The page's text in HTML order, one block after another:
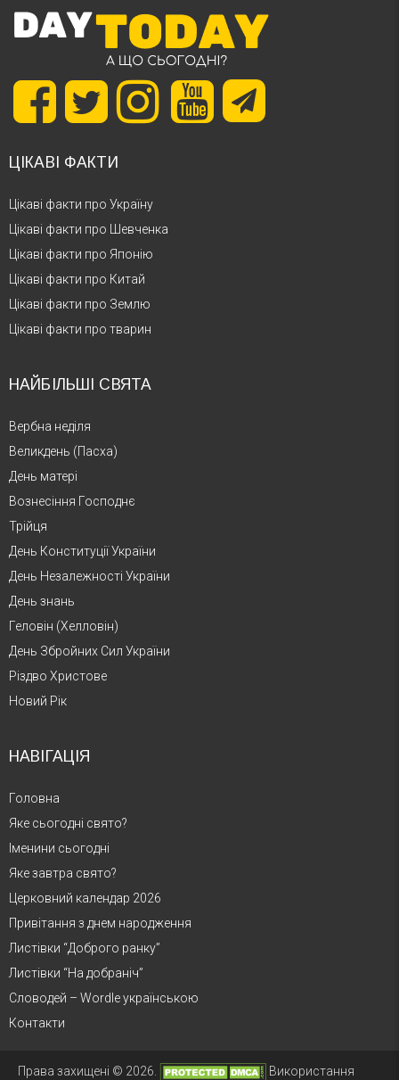
ЦІКАВІ ФАКТИ
Цікаві факти про Україну
Цікаві факти про Шевченка
Цікаві факти про Японію
Цікаві факти про Китай
Цікаві факти про Землю
Цікаві факти про тварин
НАЙБІЛЬШІ СВЯТА
Вербна неділя
Великдень (Пасха)
День матері
Вознесіння Господнє
Трійця
День Конституції України
День Незалежності України
День знань
Геловін (Хелловін)
День Збройних Сил України
Різдво Христове
Новий Рік
НАВІГАЦІЯ
Головна
Яке сьогодні свято?
Іменини сьогодні
Яке завтра свято?
Церковний календар 2026
Привітання з днем народження
Листівки “Доброго ранку”
Листівки “На добраніч”
Словодей – Wordle українською
Контакти
Права захищені © 2026. Використання